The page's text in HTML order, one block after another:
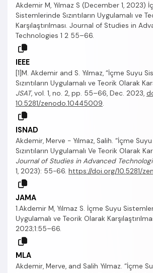
Akdemir M, Yılmaz S (December 1, 2023)
Sistemlerinde Sızıntıların Uygulamalı ve
Karşılaştırılması. Journal of Studies in
Technologies 1 2 55–66.
IEEE
[1]M. Akdemir and S. Yılmaz, “İçme Suyu
Sızıntıların Uygulamalı ve Teorik Olarak
JSAT, vol. 1, no. 2, pp. 55–66, Dec. 2023,
10.5281/zenodo.10445009.
ISNAD
Akdemir, Merve - Yılmaz, Salih. “İçme
Sızıntıların Uygulamalı Ve Teorik Olarak
Journal of Studies in Advanced
1, 2023): 55-66. https://doi.org/10.5281/
JAMA
1.Akdemir M, Yılmaz S. İçme Suyu
Uygulamalı ve Teorik Olarak
2023;1:55–66.
MLA
Akdemir, Merve, and Salih Yılmaz. “İçme